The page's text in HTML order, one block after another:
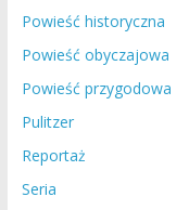
Powieść historyczna
Powieść obyczajowa
Powieść przygodowa
Pulitzer
Reportaż
Seria